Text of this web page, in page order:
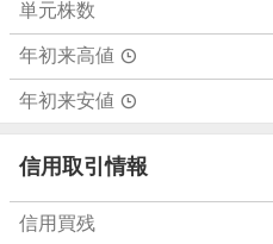
単元株数
年初来高値
年初来安値
信用取引情報
信用買残